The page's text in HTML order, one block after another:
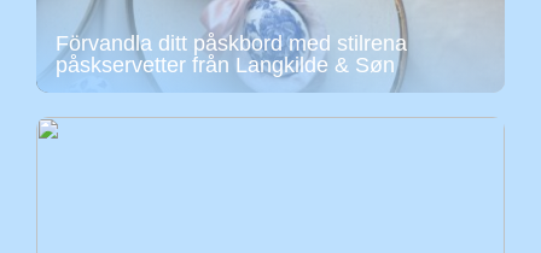
Förvandla ditt påskbord med stilrena
påskservetter från Langkilde & Søn